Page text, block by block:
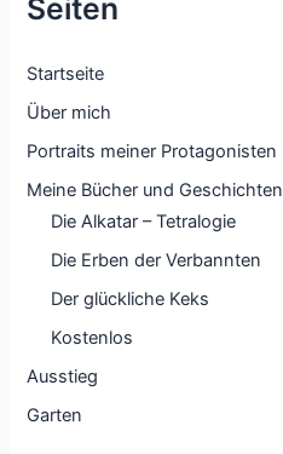
Seiten
Startseite
Über mich
Portraits meiner Protagonisten
Meine Bücher und Geschichten
Die Alkatar – Tetralogie
Die Erben der Verbannten
Der glückliche Keks
Kostenlos
Ausstieg
Garten